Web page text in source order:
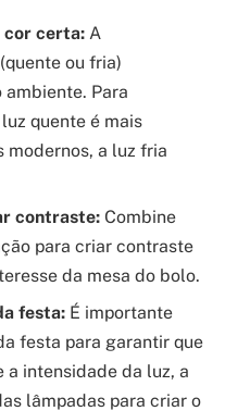
cor certa: A
ou fria)
Para
quente é mais
modernos, a luz fria
contraste: Combine
para criar contraste
da mesa do bolo.
festa: É importante
festa para garantir que
intensidade da luz, a
lâmpadas para criar o